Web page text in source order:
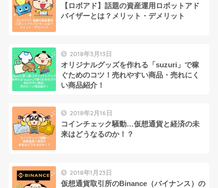
【ロボアド】話題の資産運用ロボットアド
バイザーとは？メリット・デメリット
2018年3月13日
オリジナルグッズを作れる「suzuri」で稼
ぐためのコツ！売れやすい商品・売れにく
い商品紹介！
2018年2月16日
コインチェック騒動…仮想通貨と経済の未
来はどうなるのか！？
2018年1月23日
仮想通貨取引所のBinance（バイナンス）の